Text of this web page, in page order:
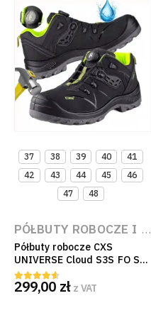
37 38 39 40
41
42
43 44 45
46
47
48
PÓŁBUTY ROBOCZE I OCHRONNE
Półbuty robocze CXS
UNIVERSE Cloud S3S FO SR
czarno-zielone z systemem
szybkiego wiązania
4.50out of 5
299,00 zł z VAT